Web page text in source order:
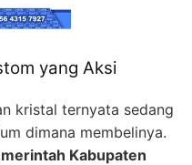
yang Aksi
kristal ternyata sedang
dimana membelinya.
Kabupaten